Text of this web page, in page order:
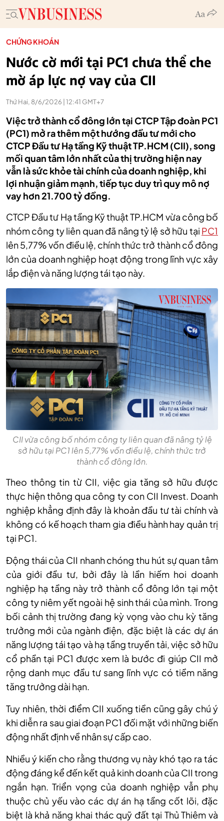
CHỨNG KHOÁN
Nước cờ mới tại PC1 chưa thể che
mờ áp lực nợ vay của CII
Thứ Hai, 8/6/2026 | 12:41 GMT+7
Việc trở thành cổ đông lớn tại CTCP Tập đoàn PC1
(PC1) mở ra thêm một hướng đầu tư mới cho
CTCP Đầu tư Hạ tầng Kỹ thuật TP.HCM (CII), song
mối quan tâm lớn nhất của thị trường hiện nay
vẫn là sức khỏe tài chính của doanh nghiệp, khi
lợi nhuận giảm mạnh, tiếp tục duy trì quy mô nợ
vay hơn 21.700 tỷ đồng.
CTCP Đầu tư Hạ tầng Kỹ thuật TP.HCM vừa công bố
nhóm công ty liên quan đã nâng tỷ lệ sở hữu tại PC1
lên 5,77% vốn điều lệ, chính thức trở thành cổ đông
lớn của doanh nghiệp hoạt động trong lĩnh vực xây
lắp điện và năng lượng tái tạo này.
CII vừa công bố nhóm công ty liên quan đã nâng tỷ lệ
sở hữu tại PC1 lên 5,77% vốn điều lệ, chính thức trở
thành cổ đông lớn.
Theo thông tin từ CII, việc gia tăng sở hữu được
thực hiện thông qua công ty con CII Invest. Doanh
nghiệp khẳng định đây là khoản đầu tư tài chính và
không có kế hoạch tham gia điều hành hay quản trị
tại PC1.
Động thái của CII nhanh chóng thu hút sự quan tâm
của giới đầu tư, bởi đây là lần hiếm hoi doanh
nghiệp hạ tầng này trở thành cổ đông lớn tại một
công ty niêm yết ngoài hệ sinh thái của mình. Trong
bối cảnh thị trường đang kỳ vọng vào chu kỳ tăng
trưởng mới của ngành điện, đặc biệt là các dự án
năng lượng tái tạo và hạ tầng truyền tải, việc sở hữu
cổ phần tại PC1 được xem là bước đi giúp CII mở
rộng danh mục đầu tư sang lĩnh vực có tiềm năng
tăng trưởng dài hạn.
Tuy nhiên, thời điểm CII xuống tiền cũng gây chú ý
khi diễn ra sau giai đoạn PC1 đối mặt với những biến
động nhất định về nhân sự cấp cao.
Nhiều ý kiến cho rằng thương vụ này khó tạo ra tác
động đáng kể đến kết quả kinh doanh của CII trong
ngắn hạn. Triển vọng của doanh nghiệp vẫn phụ
thuộc chủ yếu vào các dự án hạ tầng cốt lõi, đặc
biệt là khả năng khai thác quỹ đất tại Thủ Thiêm và